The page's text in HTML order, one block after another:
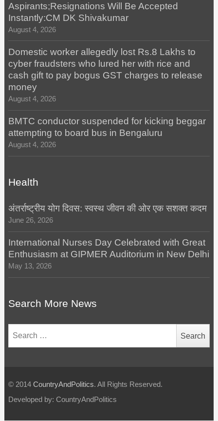
Aspirants;Resignations Will Be Accepted
Instantly:CM DK Shivakumar
August 4, 2026
Domestic worker allegedly lost Rs.8 Lakhs to
cyber fraudsters who lured her with rice and
cash gift to pay bogus GST charges to release
money
August 4, 2026
BMTC conductor suspended for kicking beggar
attempting to board bus in Bengaluru
August 4, 2026
Health
अंतर्राष्ट्रीय योग दिवस: स्वस्थ जीवन की ओर एक सशक्त कदम
June 26, 2026
International Nurses Day Celebrated with Great
Enthusiasm at GIPMER Auditorium in New Delhi
May 13, 2026
Search More News
for:
© 2014 CountryAndPolitics. All Rights Reserved.
Developed by: CountryAndPolitics